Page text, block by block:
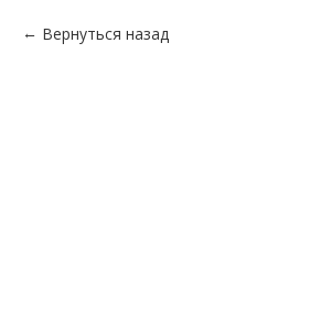
Вернуться назад